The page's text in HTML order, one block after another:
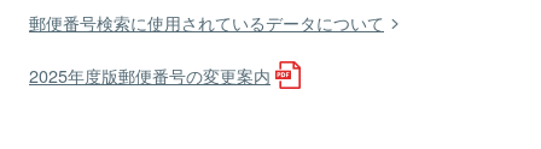
郵便番号検索に使用されているデータについて
2025年度版郵便番号の変更案内